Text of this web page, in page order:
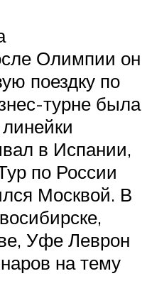
Олимпии он
поездку по
турне была
в Испании,
по России
Москвой. В
Уфе Леврон
на тему